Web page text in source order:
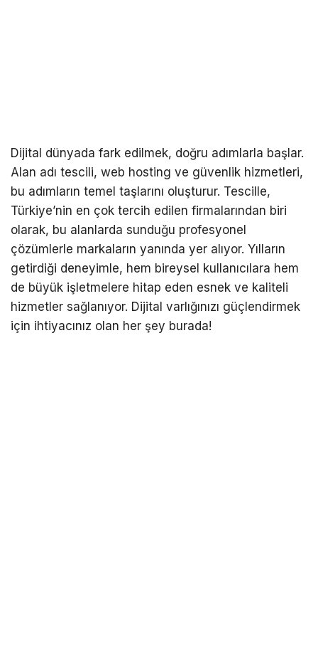
Dijital dünyada fark edilmek, doğru adımlarla başlar.
Alan adı tescili, web hosting ve güvenlik hizmetleri,
bu adımların temel taşlarını oluşturur. Tescille,
Türkiye’nin en çok tercih edilen firmalarından biri
olarak, bu alanlarda sunduğu profesyonel
çözümlerle markaların yanında yer alıyor. Yılların
getirdiği deneyimle, hem bireysel kullanıcılara hem
de büyük işletmelere hitap eden esnek ve kaliteli
hizmetler sağlanıyor. Dijital varlığınızı güçlendirmek
için ihtiyacınız olan her şey burada!